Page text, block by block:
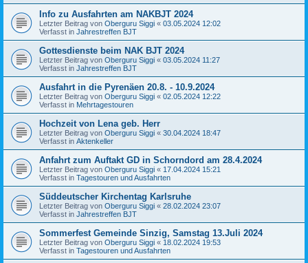
Info zu Ausfahrten am NAKBJT 2024
Letzter Beitrag von Oberguru Siggi « 03.05.2024 12:02
Verfasst in Jahrestreffen BJT
Gottesdienste beim NAK BJT 2024
Letzter Beitrag von Oberguru Siggi « 03.05.2024 11:27
Verfasst in Jahrestreffen BJT
Ausfahrt in die Pyrenäen 20.8. - 10.9.2024
Letzter Beitrag von Oberguru Siggi « 02.05.2024 12:22
Verfasst in Mehrtagestouren
Hochzeit von Lena geb. Herr
Letzter Beitrag von Oberguru Siggi « 30.04.2024 18:47
Verfasst in Aktenkeller
Anfahrt zum Auftakt GD in Schorndord am 28.4.2024
Letzter Beitrag von Oberguru Siggi « 17.04.2024 15:21
Verfasst in Tagestouren und Ausfahrten
Süddeutscher Kirchentag Karlsruhe
Letzter Beitrag von Oberguru Siggi « 28.02.2024 23:07
Verfasst in Jahrestreffen BJT
Sommerfest Gemeinde Sinzig, Samstag 13.Juli 2024
Letzter Beitrag von Oberguru Siggi « 18.02.2024 19:53
Verfasst in Tagestouren und Ausfahrten